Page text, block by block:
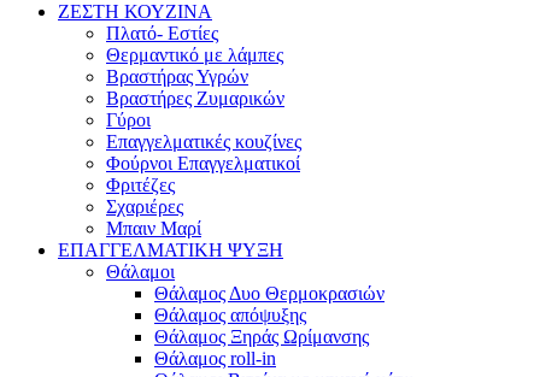
ΖΕΣΤΗ ΚΟΥΖΙΝΑ
Πλατό- Εστίες
Θερμαντικό με λάμπες
Βραστήρας Υγρών
Βραστήρες Ζυμαρικών
Γύροι
Επαγγελματικές κουζίνες
Φούρνοι Επαγγελματικοί
Φριτέζες
Σχαριέρες
Μπαιν Μαρί
ΕΠΑΓΓΕΛΜΑΤΙΚΗ ΨΥΞΗ
Θάλαμοι
Θάλαμος Δυο Θερμοκρασιών
Θάλαμος απόψυξης
Θάλαμος Ξηράς Ωρίμανσης
Θάλαμος roll-in